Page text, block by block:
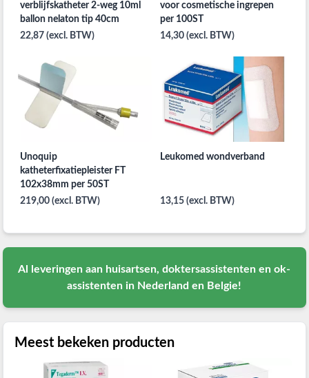
verblijfskatheter 2-weg 10ml
ballon nelaton tip 40cm
22,87 (excl. BTW)
voor cosmetische ingrepen
per 100ST
14,30 (excl. BTW)
Unoquip
katheterfixatiepleister FT
102x38mm per 50ST
219,00 (excl. BTW)
Leukomed wondverband
13,15 (excl. BTW)
Al
leveringen aan huisartsen, doktersassistenten en ok-
assistenten in Nederland en Belgie!
Meest bekeken producten